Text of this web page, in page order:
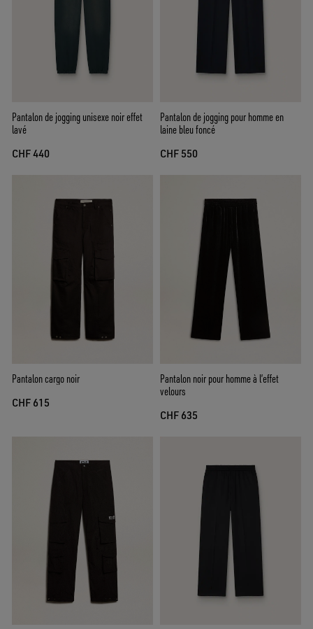
Pantalon de jogging unisexe noir effet
lavé
CHF 440
Pantalon de jogging pour homme en
laine bleu foncé
CHF 550
Pantalon cargo noir
CHF 615
Pantalon noir pour homme à l’effet
velours
CHF 635